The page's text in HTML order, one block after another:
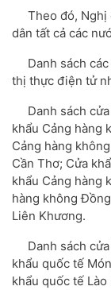
Theo đó, Nghị
dân tất cả các
Danh sách các
thị thực điện tử
Danh sách cửa
khẩu Cảng hàng
Cảng hàng
Cần Thơ; Cửa
khẩu Cảng hàng
hàng không
Liên Khương.
Danh sách cửa
khẩu quốc tế
khẩu quốc tế